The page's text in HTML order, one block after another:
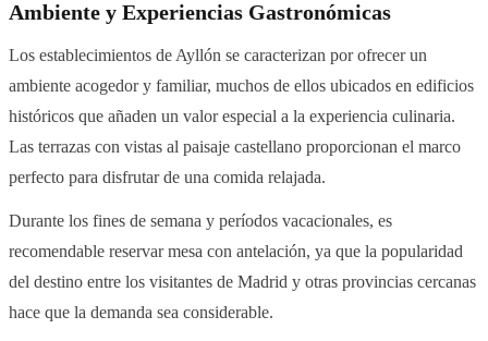
Ambiente y Experiencias Gastronómicas
Los establecimientos de Ayllón se caracterizan por ofrecer un
ambiente acogedor y familiar, muchos de ellos ubicados en edificios
históricos que añaden un valor especial a la experiencia culinaria.
Las terrazas con vistas al paisaje castellano proporcionan el marco
perfecto para disfrutar de una comida relajada.
Durante los fines de semana y períodos vacacionales, es
recomendable reservar mesa con antelación, ya que la popularidad
del destino entre los visitantes de Madrid y otras provincias cercanas
hace que la demanda sea considerable.